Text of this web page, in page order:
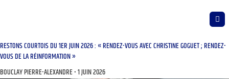
RESTONS COURTOIS DU 1ER JUIN 2026 : « RENDEZ-VOUS AVEC CHRISTINE GOGUET ; RENDEZ-
VOUS DE LA RÉINFORMATION »
BOUCLAY PIERRE-ALEXANDRE 1 JUIN 2026